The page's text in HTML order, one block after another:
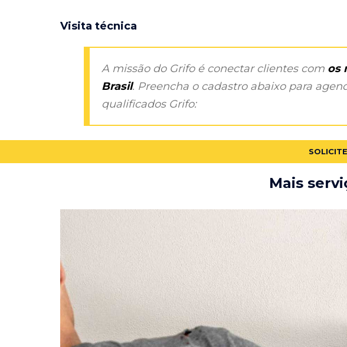
Visita técnica
A missão do Grifo é conectar clientes com os
Brasil. Preencha o cadastro abaixo para
qualificados Grifo:
Mais